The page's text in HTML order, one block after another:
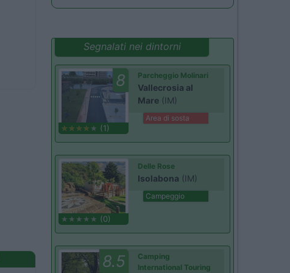
Segnalati nei dintorni
8
(1)
Parcheggio Molinari
Vallecrosia al
Mare (IM)
Area di sosta
(0)
Delle Rose
Isolabona (IM)
Campeggio
8.5
Camping
International Touring